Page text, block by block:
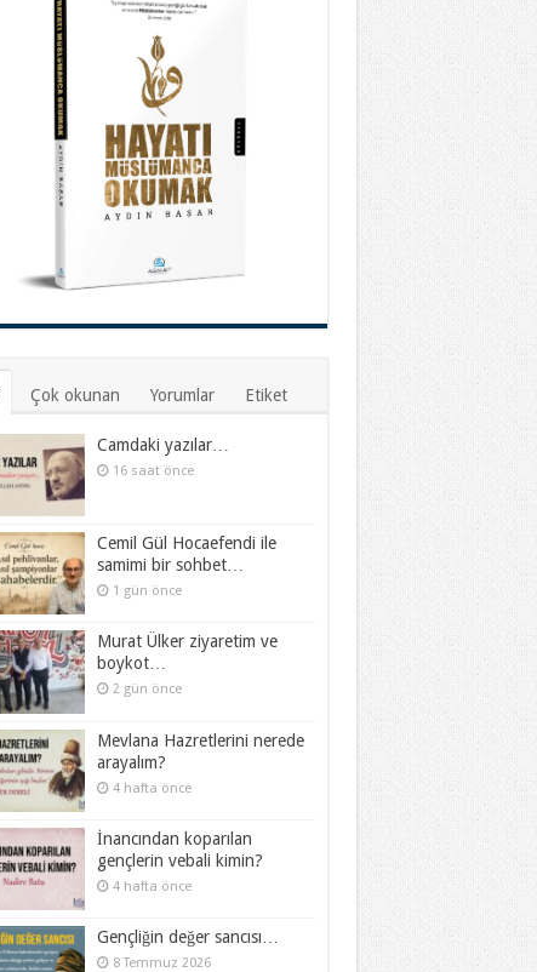
Çok okunan Yorumlar Etiket
Camdaki yazılar…
16 saat önce
Cemil Gül Hocaefendi ile
samimi bir sohbet…
1 gün önce
Murat Ülker ziyaretim ve
boykot…
2 gün önce
Mevlana Hazretlerini nerede
arayalım?
4 hafta önce
İnancından koparılan
gençlerin vebali kimin?
4 hafta önce
Gençliğin değer sancısı…
8 Temmuz 2026